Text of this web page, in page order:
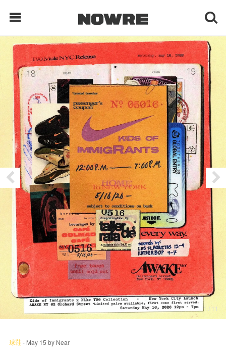
每日鲜榨
现客视点
每日栏目
时 尚
球 鞋
生 活
科 技
关于我们 联系我们
1 / 11
球鞋- May 15 by Near